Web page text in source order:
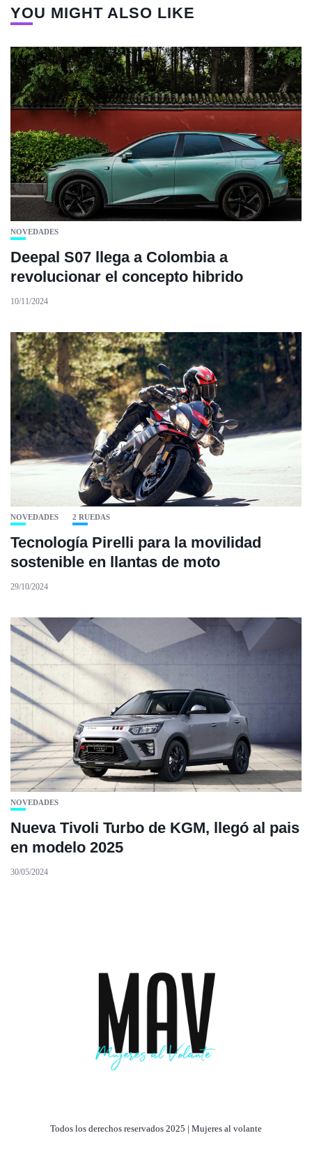
YOU MIGHT ALSO LIKE
NOVEDADES
Deepal S07 llega a Colombia a
revolucionar el concepto hibrido
10/11/2024
NOVEDADES 2 RUEDAS
Tecnología Pirelli para la movilidad
sostenible en llantas de moto
29/10/2024
NOVEDADES
Nueva Tivoli Turbo de KGM, llegó al pais
en modelo 2025
30/05/2024
Todos los derechos reservados 2025 | Mujeres al volante